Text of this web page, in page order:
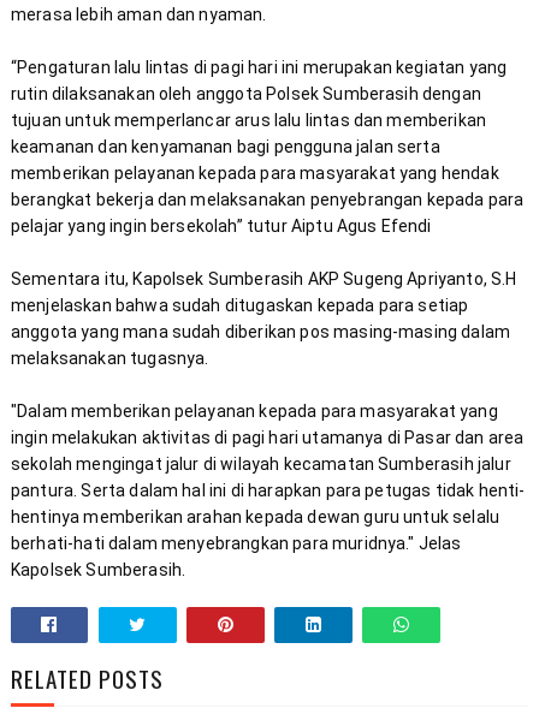
“Pengaturan lalu lintas di pagi hari ini merupakan kegiatan yang
rutin dilaksanakan oleh anggota Polsek Sumberasih dengan
tujuan untuk memperlancar arus lalu lintas dan memberikan
keamanan dan kenyamanan bagi pengguna jalan serta
memberikan pelayanan kepada para masyarakat yang hendak
berangkat bekerja dan melaksanakan penyebrangan kepada para
Sementara itu, Kapolsek Sumberasih AKP Sugeng Apriyanto, S.H
menjelaskan bahwa sudah ditugaskan kepada para setiap
anggota yang mana sudah diberikan pos masing-masing dalam
"Dalam memberikan pelayanan kepada para masyarakat yang
ingin melakukan aktivitas di pagi hari utamanya di Pasar dan area
sekolah mengingat jalur di wilayah kecamatan Sumberasih jalur
pantura. Serta dalam hal ini di harapkan para petugas tidak henti-
hentinya memberikan arahan kepada dewan guru untuk selalu
berhati-hati dalam menyebrangkan para muridnya." Jelas
Kapolsek Sumberasih.
RELATED POSTS